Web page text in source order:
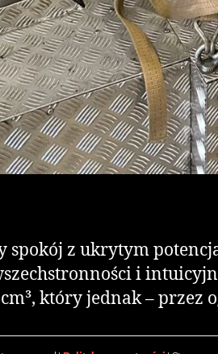
spokój z ukrytym
i
który jednak – przez